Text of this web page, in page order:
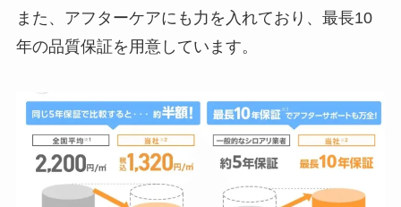
また、アフターケアにも力を入れており、最長10
年の品質保証を用意しています。